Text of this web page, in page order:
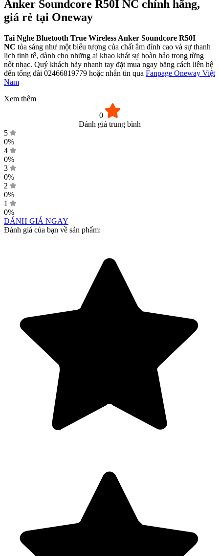
Anker Soundcore R50I NC chính hãng,
giá rẻ tại Oneway
Tai Nghe Bluetooth True Wireless Anker Soundcore R50I
NC tỏa sáng như một biểu tượng của chất âm đỉnh cao và sự thanh
lịch tinh tế, dành cho những ai khao khát sự hoàn hảo trong từng
nốt nhạc. Quý khách hãy nhanh tay đặt mua ngay bằng cách liên hệ
đến tổng đài 02466819779 hoặc nhắn tin qua Fanpage Oneway Việt
Nam
Xem thêm
0
Đánh giá trung bình
5
0%
4
0%
3
0%
2
0%
1
0%
ĐÁNH GIÁ NGAY
Đánh giá của bạn về sản phẩm: